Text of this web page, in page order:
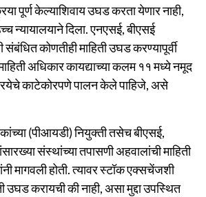
पूर्ण केल्याशिवाय उघड करता येणार नाही,
न्यायालयाने दिला. एनएसई, बीएसई
संबंधित कोणतीही माहिती उघड करण्यापूर्वी
अधिकार कायद्याच्या कलम ११ मध्ये नमूद
काटेकोरपणे पालन केले पाहिजे, असे
(पीआयडी) नियुक्ती तसेच बीएसई,
संस्थांच्या तपासणी अहवालांची माहिती
मागवली होती. त्यावर स्टॉक एक्सचेंजशी
उघड करायची की नाही, असा मुद्दा उपस्थित